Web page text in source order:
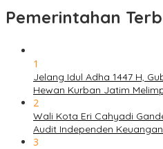
Pemerintahan
1
Jelang Idul Adha 1447 H,
Hewan Kurban Jatim
2
Wali Kota Eri Cahyadi
Audit Independen Keuangan
3